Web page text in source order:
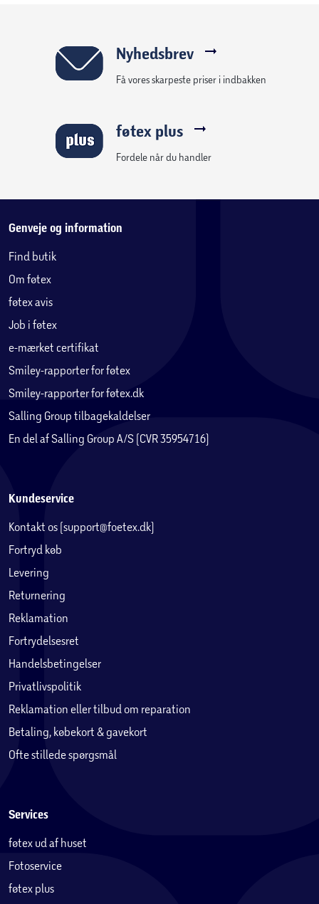
Nyhedsbrev
Få vores skarpeste priser i indbakken
føtex plus
Fordele når du handler
Genveje og information
Find butik
Om føtex
føtex avis
Job i føtex
e-mærket certifikat
Smiley-rapporter for føtex
Smiley-rapporter for føtex.dk
Salling Group tilbagekaldelser
En del af Salling Group A/S (CVR 35954716)
Kundeservice
Kontakt os (support@foetex.dk)
Fortryd køb
Levering
Returnering
Reklamation
Fortrydelsesret
Handelsbetingelser
Privatlivspolitik
Reklamation eller tilbud om reparation
Betaling, købekort & gavekort
Ofte stillede spørgsmål
Services
føtex ud af huset
Fotoservice
føtex plus